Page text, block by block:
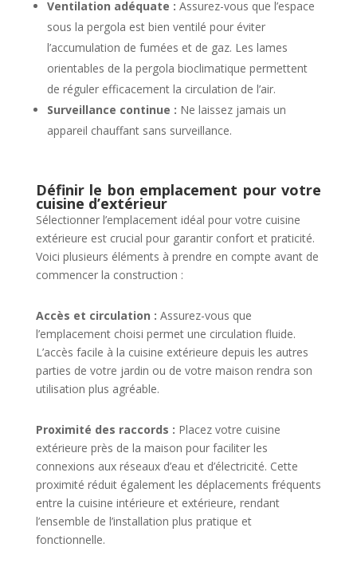
Ventilation adéquate : Assurez-vous que l’espace
sous la pergola est bien ventilé pour éviter
l’accumulation de fumées et de gaz. Les lames
orientables de la pergola bioclimatique permettent
de réguler efficacement la circulation de l’air.
Surveillance continue : Ne laissez jamais un
appareil chauffant sans surveillance.
Définir le bon emplacement pour votre
cuisine d’extérieur
Sélectionner l’emplacement idéal pour votre cuisine
extérieure est crucial pour garantir confort et praticité.
Voici plusieurs éléments à prendre en compte avant de
commencer la construction :
Accès et circulation : Assurez-vous que
l’emplacement choisi permet une circulation fluide.
L’accès facile à la cuisine extérieure depuis les autres
parties de votre jardin ou de votre maison rendra son
utilisation plus agréable.
Proximité des raccords : Placez votre cuisine
extérieure près de la maison pour faciliter les
connexions aux réseaux d’eau et d’électricité. Cette
proximité réduit également les déplacements fréquents
entre la cuisine intérieure et extérieure, rendant
l’ensemble de l’installation plus pratique et
fonctionnelle.